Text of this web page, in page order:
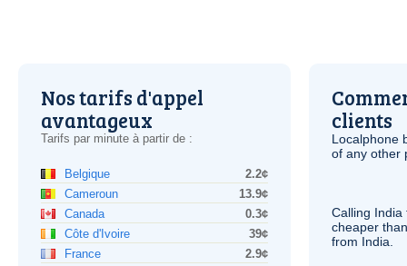
Nos tarifs d'appel
avantageux
Tarifs par minute à partir de :
Belgique
2.2¢
Cameroun
13.9¢
Canada
0.3¢
Côte d'Ivoire
39¢
France
2.9¢
clients
Localphone
of any other
Calling
cheaper
from India.